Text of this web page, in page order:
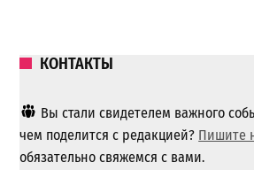
КОНТАКТЫ
Вы стали свидетелем важного
чем поделится с редакцией? Пишите
обязательно свяжемся с вами.